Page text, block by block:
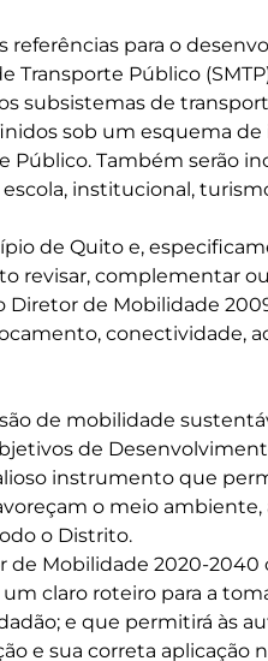
referências para o
Público
subsistemas de
sob um esquema de
Público. Também serão
institucional,
de Quito e,
revisar, complementar
de Mobilidade
conectividade,
de mobilidade
de
instrumento que
o meio ambiente,
o Distrito.
de Mobilidade 2020-
claro roteiro para a
e que permitirá às
e sua correta aplicação